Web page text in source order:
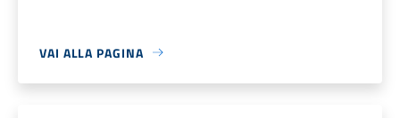
VAI ALLA PAGINA